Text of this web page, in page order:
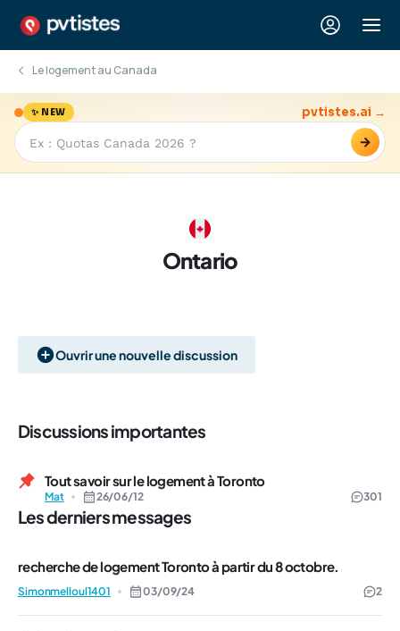
Le logement au Canada
✨ NEW
→
pvtistes.ai →
Ontario
Ouvrir une nouvelle discussion
Discussions importantes
Tout savoir sur le logement à Toronto
Mat 26/06/12 301
Les derniers messages
recherche de logement Toronto à partir du 8 octobre.
Simonmelloul1401 03/09/24 2